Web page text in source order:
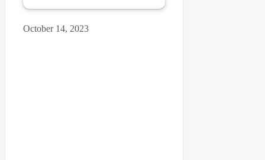
October 14, 2023